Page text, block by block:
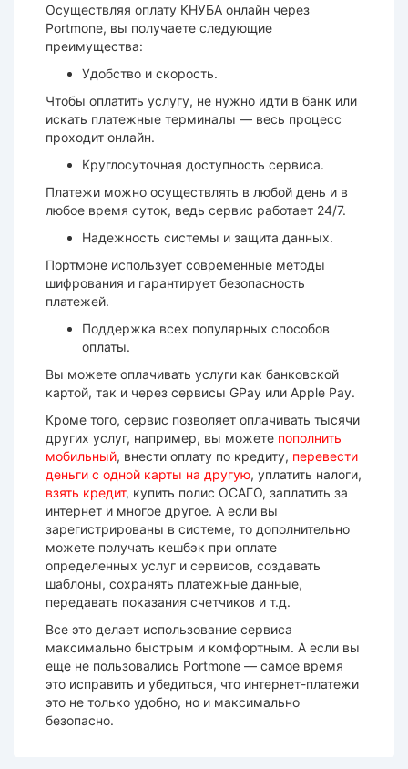
Осуществляя оплату КНУБА онлайн через
Portmone, вы получаете следующие
преимущества:
Удобство и скорость.
Чтобы оплатить услугу, не нужно идти в банк или
искать платежные терминалы — весь процесс
проходит онлайн.
Круглосуточная доступность сервиса.
Платежи можно осуществлять в любой день и в
любое время суток, ведь сервис работает 24/7.
Надежность системы и защита данных.
Портмоне использует современные методы
шифрования и гарантирует безопасность
платежей.
Поддержка всех популярных способов
оплаты.
Вы можете оплачивать услуги как банковской
картой, так и через сервисы GPay или Apple Pay.
Кроме того, сервис позволяет оплачивать тысячи
других услуг, например, вы можете пополнить
мобильный, внести оплату по кредиту, перевести
деньги с одной карты на другую, уплатить налоги,
взять кредит, купить полис ОСАГО, заплатить за
интернет и многое другое. А если вы
зарегистрированы в системе, то дополнительно
можете получать кешбэк при оплате
определенных услуг и сервисов, создавать
шаблоны, сохранять платежные данные,
передавать показания счетчиков и т.д.
Все это делает использование сервиса
максимально быстрым и комфортным. А если вы
еще не пользовались Portmone — самое время
это исправить и убедиться, что интернет-платежи
это не только удобно, но и максимально
безопасно.